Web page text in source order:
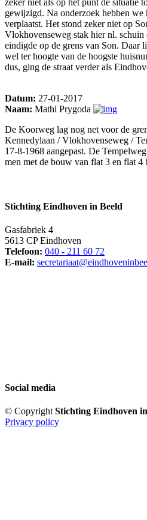
zeker niet als op het punt de situatie
gewijzigd. Na onderzoek hebben we
verplaatst. Het stond zeker niet op
Vlokhovenseweg stak hier nl. schuin
eindigde op de grens van Son. Daar
wel ter hoogte van de hoogste
dus, ging de straat verder als
Datum: 27-01-2017
Naam: Mathi Prygoda
De Koorweg lag nog net voor de
Kennedylaan / Vlokhovenseweg /
17-8-1968 aangepast. De
men met de bouw van flat 3 en flat 4
Stichting Eindhoven in Beeld
Gasfabriek 4
5613 CP Eindhoven
Telefoon: 040 - 211 60 72
E-mail:
Social media
© CopyrightStichting Eindhoven
Privacy policy